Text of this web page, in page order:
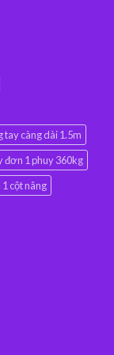
tay càng dài 1.5m
đơn 1 phuy 360kg
cột nâng